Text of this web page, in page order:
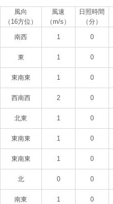
風向
（16方位）
風速
（m/s）
日照時間
（分）
南西 1 0
東 1 0
東南東 1 0
西南西 2 0
北東 1 0
東南東 1 0
東南東 1 0
北 0 0
南東 1 0